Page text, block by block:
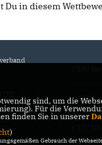
Du in diesem
CDU
sind, um die
Für die
finden Sie in unserer
)
Gebrauch der